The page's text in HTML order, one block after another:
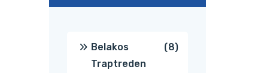
Belakos
Traptreden
88